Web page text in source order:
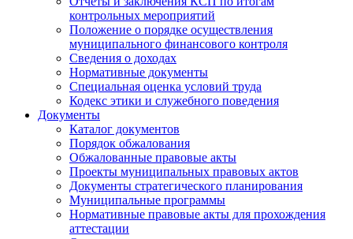
контрольных мероприятий
Положение о порядке осуществления
муниципального финансового контроля
Сведения о доходах
Нормативные документы
Специальная оценка условий труда
Кодекс этики и служебного поведения
Документы
Каталог документов
Порядок обжалования
Обжалованные правовые акты
Проекты муниципальных правовых актов
Документы стратегического планирования
Муниципальные программы
Нормативные правовые акты для прохождения
аттестации